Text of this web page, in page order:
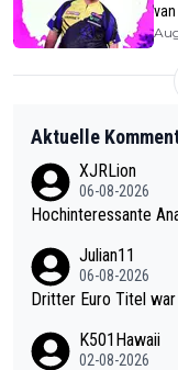
Aktuelle
XJRLion
06-08-2026
Hochinteressante
Julian11
06-08-2026
Dritter Euro Titel
K501Hawaii
02-08-2026